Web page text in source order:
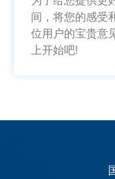
间，将您的感受
位用户的宝贵意
上开始吧!